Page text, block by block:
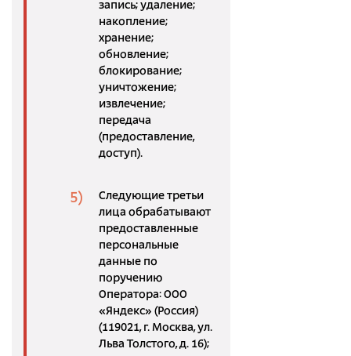
запись; удаление;
накопление;
хранение;
обновление;
блокирование;
уничтожение;
извлечение;
передача
(предоставление,
доступ).
Следующие третьи
лица обрабатывают
предоставленные
персональные
данные по
поручению
Оператора: ООО
«Яндекс» (Россия)
(119021, г. Москва, ул.
Льва Толстого, д. 16);